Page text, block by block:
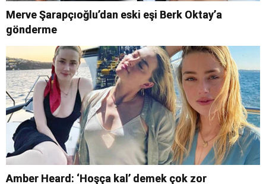
Merve Şarapçıoğlu’dan eski eşi Berk Oktay’a
gönderme
Amber Heard: ‘Hoşça kal’ demek çok zor